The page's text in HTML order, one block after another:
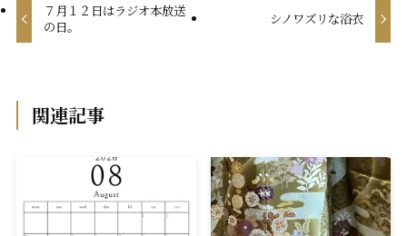
７月１２日はラジオ本放送
の日。
シノワズリな浴衣
関連記事